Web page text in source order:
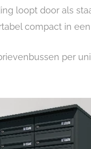
loopt door als
compact in
per